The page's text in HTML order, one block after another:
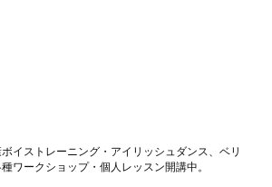
イストレーニング ・ アイリッシュダンス、ベリ
ワークショップ・ 個人レッスン開講中。